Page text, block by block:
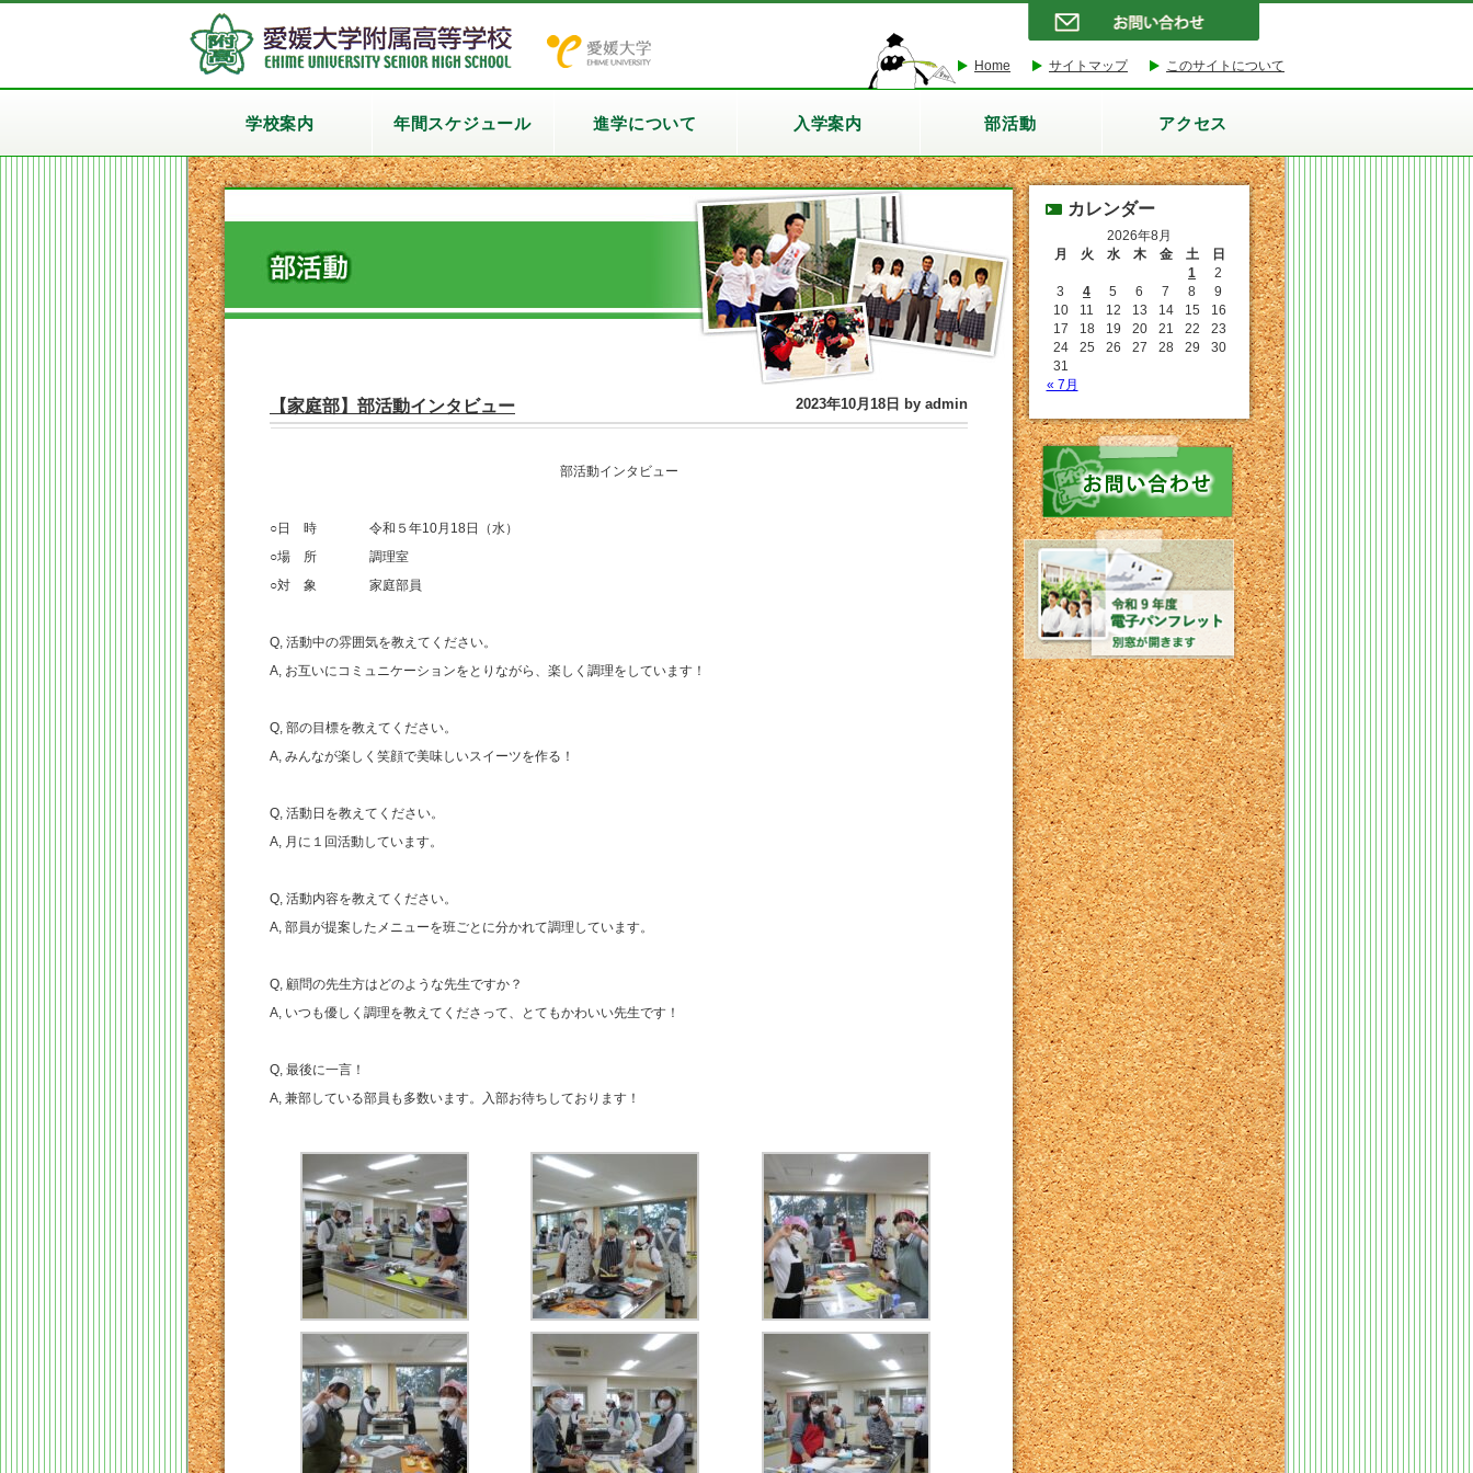
このサイトについて
サイトマップ
Home
学校案内 年間スケジュール 進学について 入学案内 部活動 アクセス
【家庭部】部活動インタビュー 2023年10月18日 by admin
部活動インタビュー
○日 時 令和５年10月18日（水）
○場 所 調理室
○対 象 家庭部員
Q, 活動中の雰囲気を教えてください。
A, お互いにコミュニケーションをとりながら、楽しく調理をしています！
Q, 部の目標を教えてください。
A, みんなが楽しく笑顔で美味しいスイーツを作る！
Q, 活動日を教えてください。
A, 月に１回活動しています。
Q, 活動内容を教えてください。
A, 部員が提案したメニューを班ごとに分かれて調理しています。
Q, 顧問の先生方はどのような先生ですか？
A, いつも優しく調理を教えてくださって、とてもかわいい先生です！
Q, 最後に一言！
A, 兼部している部員も多数います。入部お待ちしております！
カレンダー
2026年8月
月
火 水 木 金 土
日
1
2
3
4 5 6 7 8
9
10
11 12 13 14 15
16
17
18 19 20 21 22
23
24
25 26 27 28 29
30
31
« 7月